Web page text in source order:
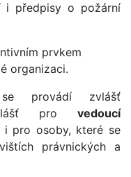
i předpisy o požární
prvkem
organizaci.
provádí zvlášť
provedoucí
i pro osoby, které se
právnických a